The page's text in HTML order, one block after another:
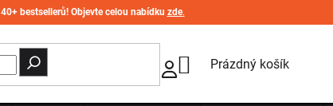
40+ bestsellerů! Objevte celou nabídku zde.
NÁKUPNÍ KOŠÍK
Prázdný košík